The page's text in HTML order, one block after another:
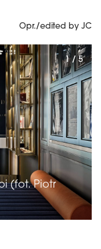
Opr./edited by JC
(fot. Piotr
1 / 5